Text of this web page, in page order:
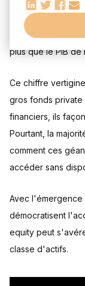
Qui sont les
AUM
Analyse
privilégiés
Le private
L'influence
Les plus gros
de private
Les
Private equity
Blackstone gère
plus que le PIB
Ce chiffre
gros fonds private
financiers, ils
Pourtant, la
comment ces
accéder sans
Avec l'émergence
démocratisent
equity peut
classe d'actifs.